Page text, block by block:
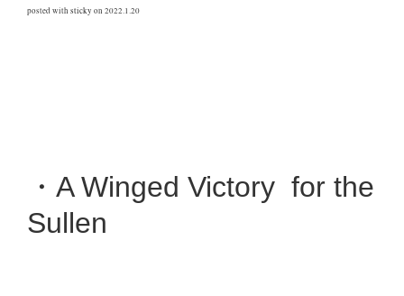
posted with sticky on 2022.1.20
・A Winged Victory for the
Sullen